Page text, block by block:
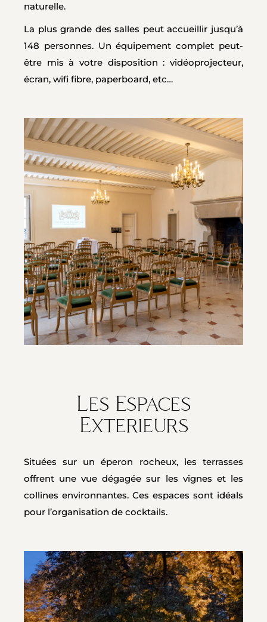
naturelle.
La plus grande des salles peut accueillir jusqu’à
148 personnes. Un équipement complet peut-
être mis à votre disposition : vidéoprojecteur,
écran, wifi fibre, paperboard, etc…
Les Espaces
Exterieurs
Situées sur un éperon rocheux, les terrasses
offrent une vue dégagée sur les vignes et les
collines environnantes. Ces espaces sont idéals
pour l’organisation de cocktails.